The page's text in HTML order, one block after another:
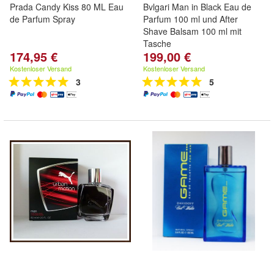
Prada Candy Kiss 80 ML Eau
de Parfum Spray
174,95 €
Kostenloser Versand
3
Bvlgari Man in Black Eau de
Parfum 100 ml und After
Shave Balsam 100 ml mit
Tasche
199,00 €
Kostenloser Versand
5